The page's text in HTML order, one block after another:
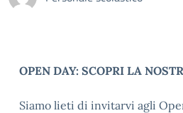
OPEN DAY: SCOPRI LA
Siamo lieti di invitarvi agli